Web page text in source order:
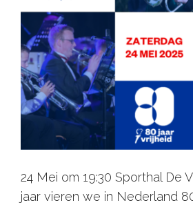
24 Mei om 19:30 Sporthal De
jaar vieren we in Nederland